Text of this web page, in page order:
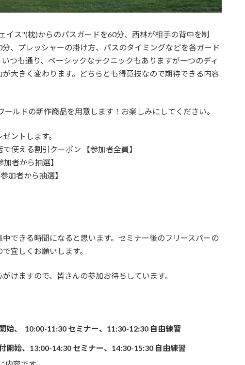
イス"(枕)からのパスガードを60分、西林が相手の背中を制
、プレッシャーの掛け方、パスのタイミングなどを各ガード
つも通り、ベーシックなテクニックもありますが一つのディ
大きく変わります。どちらとも得意技なので期待できる内容
ルドの新作商品を用意します！お楽しみにしてください。
ントします。
使える割引クーポン 【参加者全員】
者から抽選】
加者から抽選】
できる時間になると思います。セミナー後のフリースパーの
宜しくお願いします。
けますので、皆さんの参加お待ちしています。
始、 10:00-11:30 セミナー、11:30-12:30 自由練習
開始、13:00-14:30 セミナー、14:30-15:30 自由練習